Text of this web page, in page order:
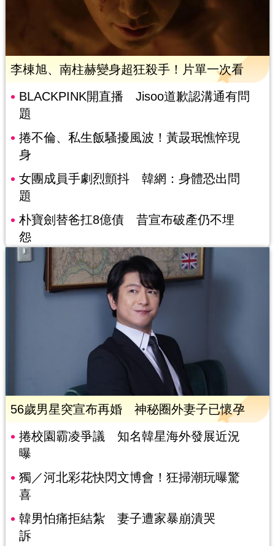
李棟旭、南柱赫變身超狂殺手！片單一次看
BLACKPINK開直播 Jisoo道歉認溝通有問
題
捲不倫、私生飯騷擾風波！黃晸珉憔悴現
身
女團成員手劇烈顫抖 韓網：身體恐出問
題
朴寶劍替爸扛8億債 昔宣布破產仍不埋
怨
56歲男星突宣布再婚 神秘圈外妻子已懷孕
捲校園霸凌爭議 知名韓星海外發展近況
曝
獨／河北彩花快閃文博會！狂掃潮玩曝驚
喜
韓男怕痛拒結紮 妻子遭家暴崩潰哭
訴